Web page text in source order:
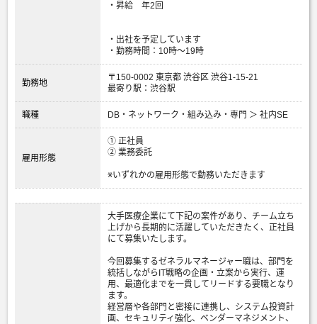
・昇給 年2回
・出社を予定しています
・勤務時間：10時～19時
勤務地
〒150-0002 東京都 渋谷区 渋谷1-15-21
最寄り駅：渋谷駅
職種 DB・ネットワーク・組み込み・専門 ＞ 社内SE
雇用形態
① 正社員
② 業務委託
※いずれかの雇用形態で勤務いただきます
大手医療企業にて下記の案件があり、チーム立ち
上げから長期的に活躍していただきたく、正社員
にて募集いたします。
今回募集するゼネラルマネージャー職は、部門を
統括しながらIT戦略の企画・立案から実行、運
用、最適化までを一貫してリードする要職となり
ます。
経営層や各部門と密接に連携し、システム投資計
画、セキュリティ強化、ベンダーマネジメント、